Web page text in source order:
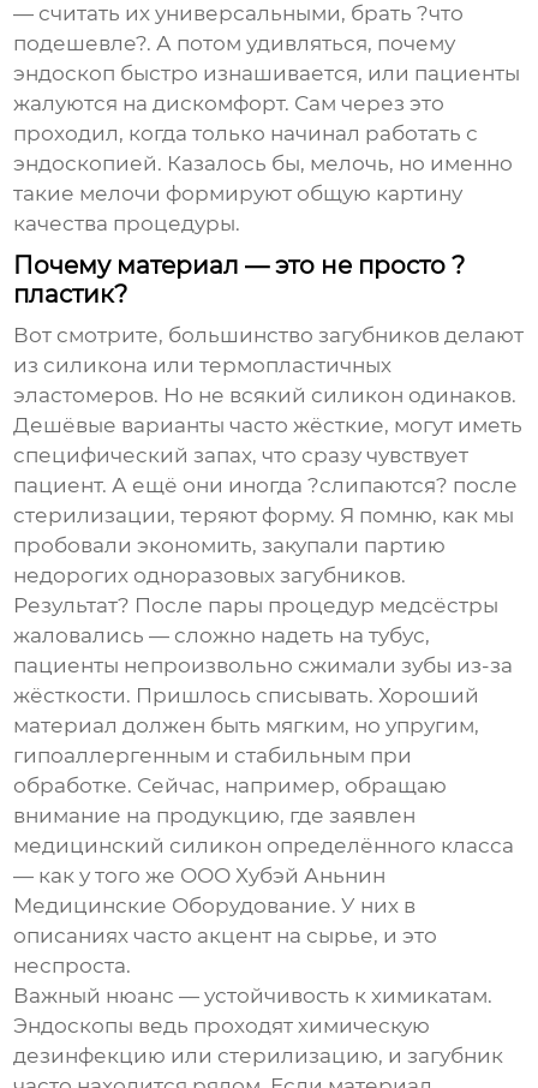
— считать их универсальными, брать ?что
подешевле?. А потом удивляться, почему
эндоскоп быстро изнашивается, или пациенты
жалуются на дискомфорт. Сам через это
проходил, когда только начинал работать с
эндоскопией. Казалось бы, мелочь, но именно
такие мелочи формируют общую картину
качества процедуры.
Почему материал — это не просто ?
пластик?
Вот смотрите, большинство загубников делают
из силикона или термопластичных
эластомеров. Но не всякий силикон одинаков.
Дешёвые варианты часто жёсткие, могут иметь
специфический запах, что сразу чувствует
пациент. А ещё они иногда ?слипаются? после
стерилизации, теряют форму. Я помню, как мы
пробовали экономить, закупали партию
недорогих одноразовых загубников.
Результат? После пары процедур медсёстры
жаловались — сложно надеть на тубус,
пациенты непроизвольно сжимали зубы из-за
жёсткости. Пришлось списывать. Хороший
материал должен быть мягким, но упругим,
гипоаллергенным и стабильным при
обработке. Сейчас, например, обращаю
внимание на продукцию, где заявлен
медицинский силикон определённого класса
— как у того же ООО Хубэй Аньнин
Медицинские Оборудование. У них в
описаниях часто акцент на сырье, и это
неспроста.
Важный нюанс — устойчивость к химикатам.
Эндоскопы ведь проходят химическую
дезинфекцию или стерилизацию, и загубник